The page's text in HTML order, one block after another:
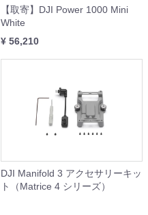
【取寄】DJI Power 1000 Mini
White
¥ 56,210
DJI Manifold 3 アクセサリーキッ
ト（Matrice 4 シリーズ）